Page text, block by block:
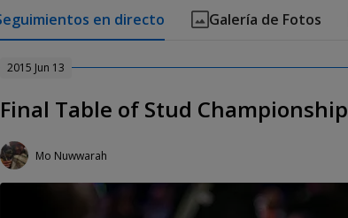
en directo Galería de Fotos
2015 Jun 13
Final Table of Stud Championship
Mo Nuwwarah